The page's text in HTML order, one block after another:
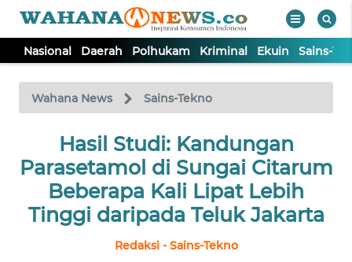
Nasional Daerah Polhukam Kriminal Ekuin Sains-
Wahana News Sains-Tekno
Hasil Studi: Kandungan
Parasetamol di Sungai Citarum
Beberapa Kali Lipat Lebih
Tinggi daripada Teluk Jakarta
Redaksi - Sains-Tekno
TV
Tutup
NASIONAL
DAERAH
POLHUKAM